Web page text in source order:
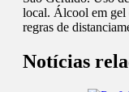
local. Álcool em gel
regras de
Notícias